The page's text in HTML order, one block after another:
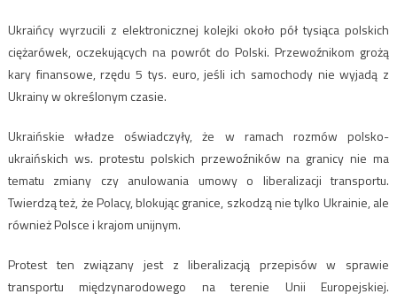
Ukraińcy wyrzucili z elektronicznej kolejki około pół tysiąca polskich
ciężarówek, oczekujących na powrót do Polski. Przewoźnikom grożą
kary finansowe, rzędu 5 tys. euro, jeśli ich samochody nie wyjadą z
Ukrainy w określonym czasie.
Ukraińskie władze oświadczyły, że w ramach rozmów polsko-
ukraińskich ws. protestu polskich przewoźników na granicy nie ma
tematu zmiany czy anulowania umowy o liberalizacji transportu.
Twierdzą też, że Polacy, blokując granice, szkodzą nie tylko Ukrainie, ale
również Polsce i krajom unijnym.
Protest ten związany jest z liberalizacją przepisów w sprawie
transportu międzynarodowego na terenie Unii Europejskiej.